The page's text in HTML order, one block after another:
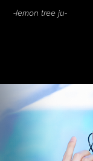
-lemon tree ju-